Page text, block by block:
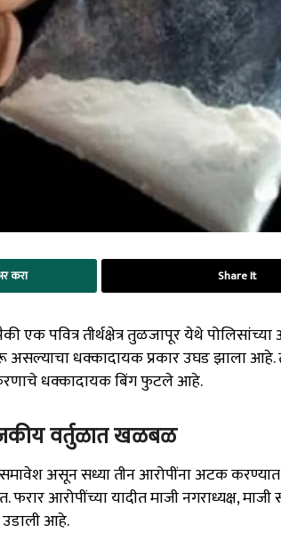
करा Share It
एक पवित्र तीर्थक्षेत्र तुळजापूर येथे पोलिसांच्या
धक्कादायक प्रकार उघड झाला आहे.
धक्कादायक बिंग फुटले आहे.
वर्तुळात खळबळ
असून सध्या तीन आरोपींना अटक
आरोपींच्या यादीत माजी नगराध्यक्ष,
आहे.